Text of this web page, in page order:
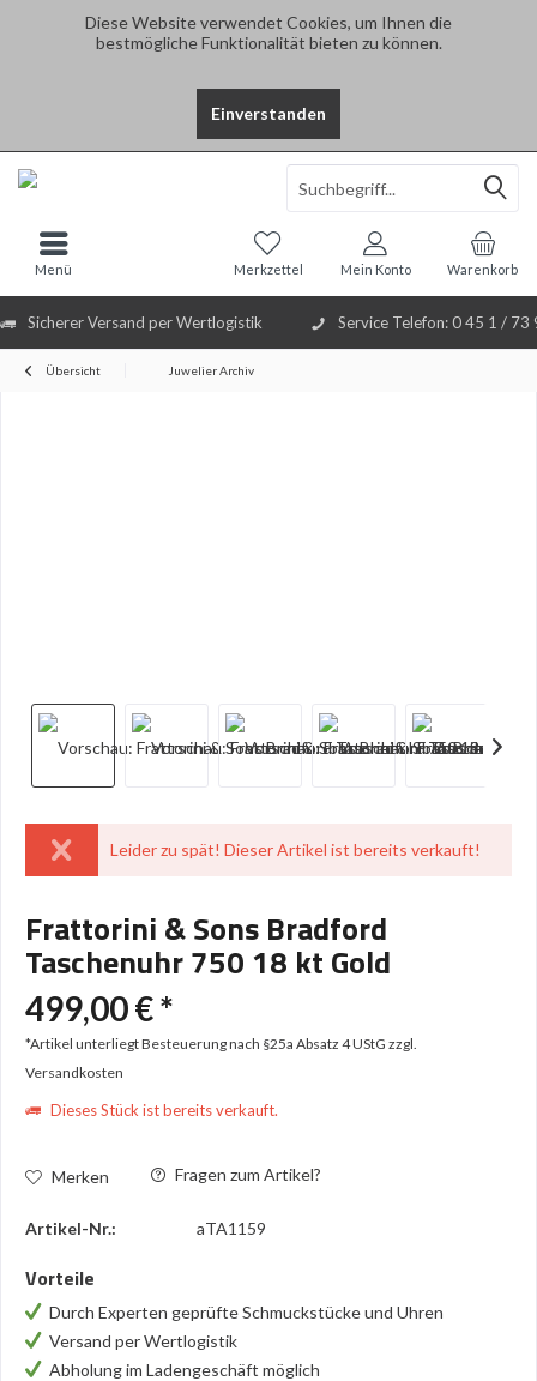
Diese Website verwendet Cookies, um Ihnen die
bestmögliche Funktionalität bieten zu können.
Einverstanden
Sicherer Versand per Wertlogistik Service Telefon: 0 45 1 / 73
Warenkorb
Merkzettel Mein Konto
Menü
Übersicht Juwelier Archiv
Leider zu spät! Dieser Artikel ist bereits verkauft!
Frattorini & Sons Bradford
Taschenuhr 750 18 kt Gold
499,00 € *
*Artikel unterliegt Besteuerung nach §25a Absatz 4 UStG zzgl.
Versandkosten
Dieses Stück ist bereits verkauft.
Merken Fragen zum Artikel?
Artikel-Nr.: aTA1159
Vorteile
Durch Experten geprüfte Schmuckstücke und Uhren
Versand per Wertlogistik
Abholung im Ladengeschäft möglich